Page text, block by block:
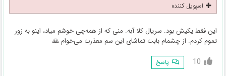
اسپویل کننده
این فقط یکیش بود. سریال کلا آبه. منی که از همه‌چی خوشم میاد، اینو به زور
تموم کردم. از چشمام بابت تماشای این سم معذرت می‌خوام 🙏
10 پاسخ